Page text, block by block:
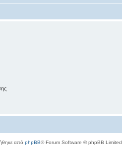
από phpBB® Forum Software © phpBB Limited